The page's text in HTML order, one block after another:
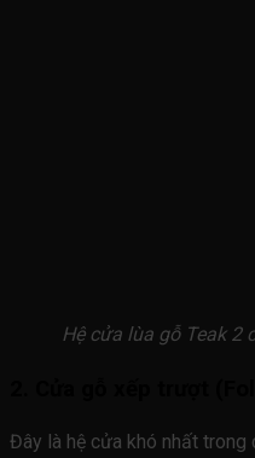
Hệ cửa lùa gỗ Teak 2
Đây là hệ cửa khó nhất